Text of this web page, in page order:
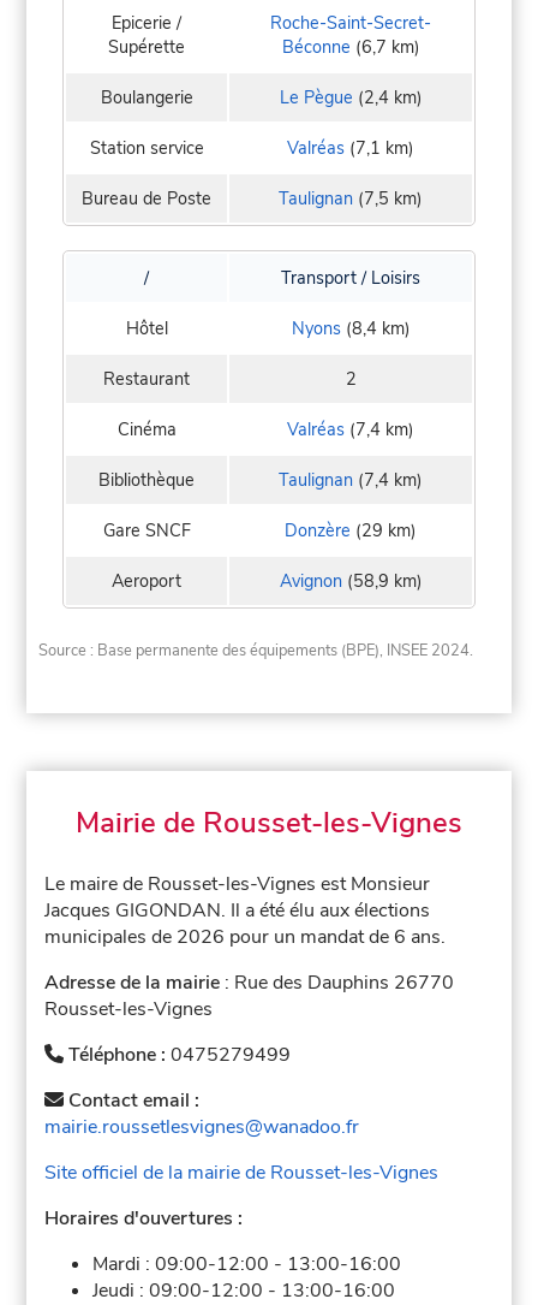
Epicerie /
Supérette
Roche-Saint-Secret-
Béconne (6,7 km)
Boulangerie Le Pègue (2,4 km)
Station service Valréas (7,1 km)
Bureau de Poste Taulignan (7,5 km)
/ Transport / Loisirs
Hôtel Nyons(8,4 km)
Restaurant 2
Cinéma Valréas (7,4 km)
Bibliothèque Taulignan (7,4 km)
Gare SNCF Donzère (29 km)
Aeroport Avignon(58,9 km)
Source : Base permanente des équipements (BPE), INSEE 2024.
Mairie de Rousset-les-Vignes
Le maire de Rousset-les-Vignes est Monsieur
Jacques GIGONDAN. Il a été élu aux élections
municipales de 2026 pour un mandat de 6 ans.
Adresse de la mairie : Rue des Dauphins 26770
Rousset-les-Vignes
Téléphone :0475279499
Contact email :
mairie.roussetlesvignes@wanadoo.fr
Site officiel de la mairie de Rousset-les-Vignes
Horaires d'ouvertures :
Mardi :09:00-12:00 - 13:00-16:00
Jeudi :09:00-12:00 - 13:00-16:00